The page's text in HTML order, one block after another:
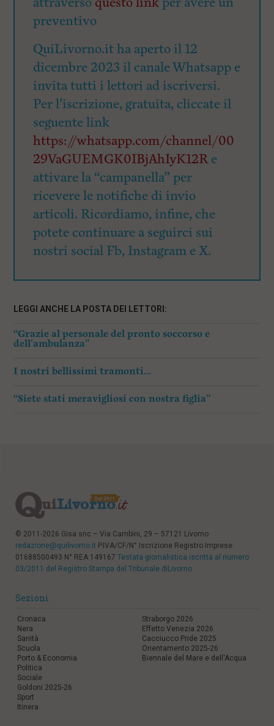
preventivo
QuiLivorno.it ha aperto il 12
dicembre 2023 il canale Whatsapp e
invita tutti i lettori ad iscriversi.
Per l’iscrizione, gratuita, cliccate il
seguente link
https://whatsapp.com/channel/00
29VaGUEMGK0IBjAhIyK12Re
attivare la “campanella” per
ricevere le notifiche di invio
articoli. Ricordiamo, infine, che
potete continuare a seguirci sui
nostri social Fb, Instagram e X.
LEGGI ANCHE LA POSTA DEI LETTORI:
“Grazie al personale del pronto soccorso e
dell’ambulanza”
I nostri bellissimi tramonti…
“Siete stati meravigliosi con nostra figlia”
© 2011-2026 Gisa snc – Via Cambini, 29 – 57121 Livorno
redazione@quilivorno.it P.IVA/CF/N° Iscrizione Registro Imprese:
01688500493 N° REA 149167 Testata giornalistica iscritta al numero
03/2011 del Registro Stampa del Tribunale diLivorno
Sezioni
Cronaca
Nera
Sanità
Scuola
Porto & Economia
Politica
Sociale
Goldoni 2025-26
Sport
Itinera
Straborgo 2026
Effetto Venezia 2026
Cacciucco Pride 2025
Orientamento 2025-26
Biennale del Mare e dell'Acqua